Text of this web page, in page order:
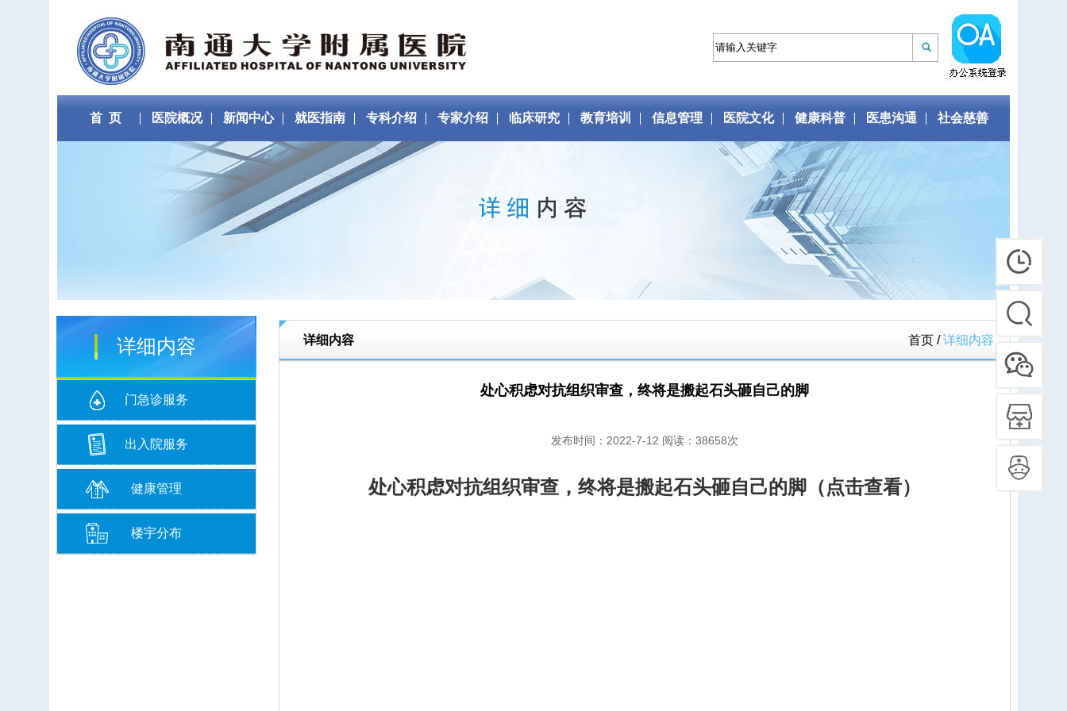
首 页 医院概况 新闻中心 就医指南 专科介绍 专家介绍 临床研究 教育培训 信息管理 医院文化 健康科普 医患沟通 社会慈善
详细内容
门急诊服务
出入院服务
健康管理
楼宇分布
详细内容 首页 /详细内容
处心积虑对抗组织审查，终将是搬起石头砸自己的脚
发布时间：2022-7-12 阅读：38658次
处心积虑对抗组织审查，终将是搬起石头砸自己的脚（点击查看）